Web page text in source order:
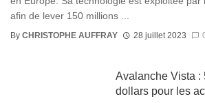
afin de lever 150 millions ...
By CHRISTOPHE AUFFRAY 28 juillet 2023
Avalanche Vista :
dollars pour les